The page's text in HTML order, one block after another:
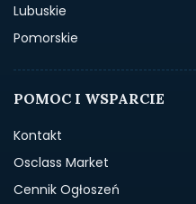
Lubuskie
Pomorskie
POMOC I WSPARCIE
Kontakt
Osclass Market
Cennik Ogłoszeń